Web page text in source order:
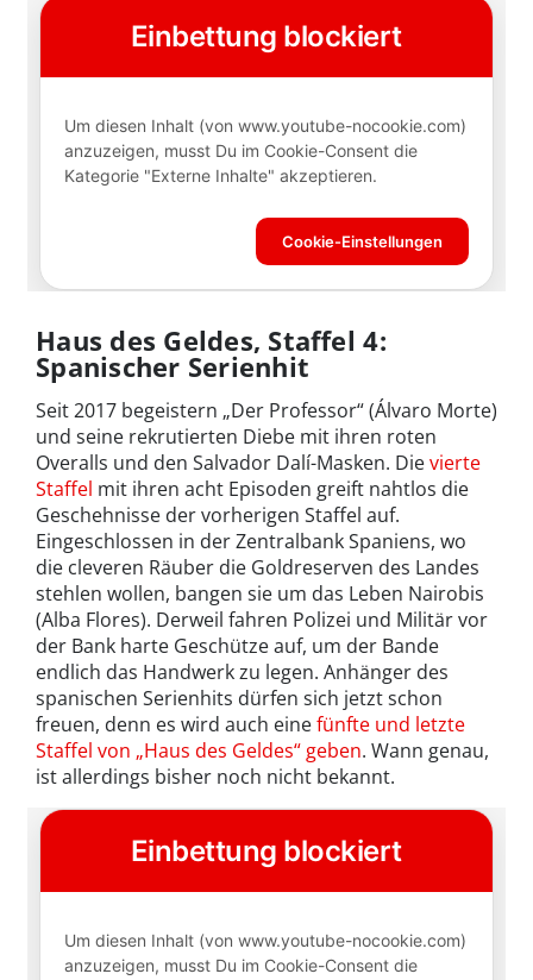
Haus des Geldes, Staffel 4:
Spanischer Serienhit
Seit 2017 begeistern „Der Professor“ (Álvaro Morte)
und seine rekrutierten Diebe mit ihren roten
Overalls und den Salvador Dalí-Masken. Dievierte
Staffel mit ihren acht Episoden greift nahtlos die
Geschehnisse der vorherigen Staffel auf.
Eingeschlossen in der Zentralbank Spaniens, wo
die cleveren Räuber die Goldreserven des Landes
stehlen wollen, bangen sie um das Leben Nairobis
(Alba Flores). Derweil fahren Polizei und Militär vor
der Bank harte Geschütze auf, um der Bande
endlich das Handwerk zu legen. Anhänger des
spanischen Serienhits dürfen sich jetzt schon
freuen, denn es wird auch einefünfte und letzte
Staffel von „Haus des Geldes“ geben. Wann genau,
ist allerdings bisher noch nicht bekannt.